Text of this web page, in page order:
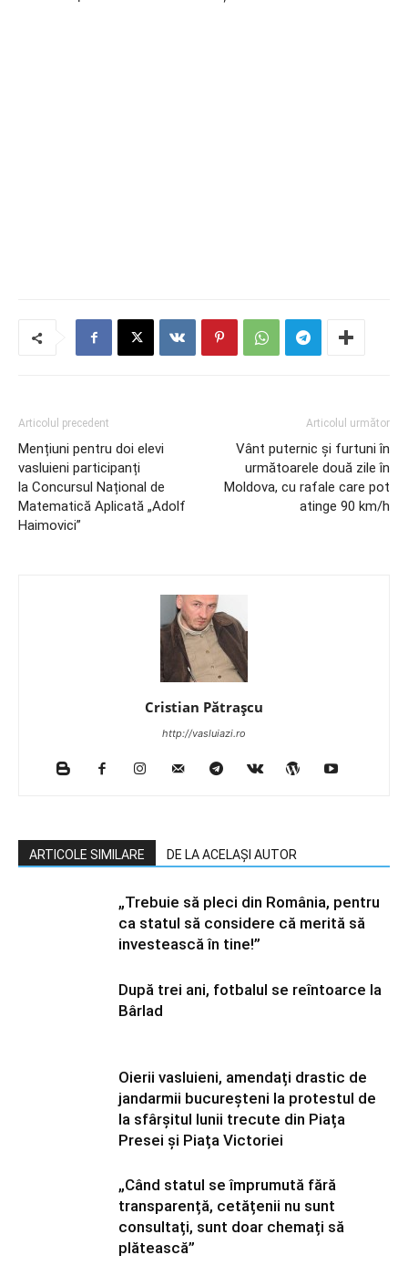
Articolul precedent
Mențiuni pentru doi elevi
vasluieni participanți
la Concursul Național de
Matematică Aplicată „Adolf
Haimovici”
Articolul următor
Vânt puternic și furtuni în
următoarele două zile în
Moldova, cu rafale care pot
atinge 90 km/h
Cristian Pătrașcu
http://vasluiazi.ro
ARTICOLE SIMILARE DE LA ACELAȘI AUTOR
„Trebuie să pleci din România, pentru
ca statul să considere că merită să
investească în tine!”
După trei ani, fotbalul se reîntoarce la
Bârlad
Oierii vasluieni, amendați drastic de
jandarmii bucureșteni la protestul de
la sfârșitul lunii trecute din Piața
Presei și Piața Victoriei
„Când statul se împrumută fără
transparență, cetățenii nu sunt
consultați, sunt doar chemați să
plătească”